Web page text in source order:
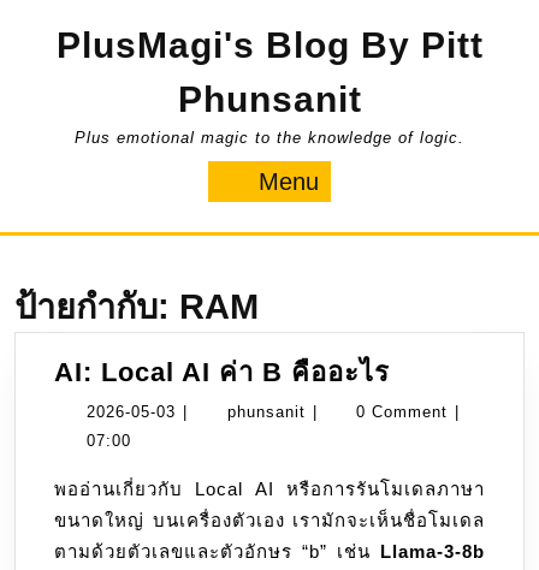
PlusMagi's Blog By Pitt
Phunsanit
Plus emotional magic to the knowledge of logic.
Menu
ป้ายกำกับ: RAM
AI: Local AI ค่า B คืออะไร
Local
B
คือ
อะไร
2026-05-03 2026- phunsanit phunsanit0 Comment
07:00
พออ่านเกี่ยวกับ Local AI หรือการรันโมเดลภาษา
ขนาดใหญ่ บนเครื่องตัวเอง เรามักจะเห็นชื่อโมเดล
ตามด้วยตัวเลขและตัวอักษร “b” เช่น Llama-3-8b